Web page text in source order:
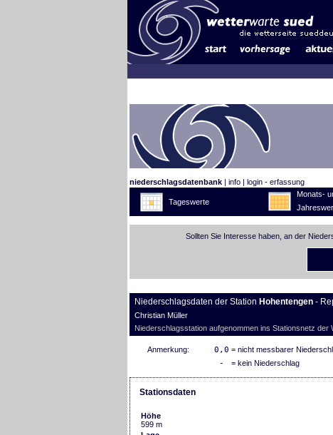
niederschlagsdatenbank| info| login - erfassung
Tageswerte
Monats-
Sollten Sie Interesse haben, an der
Niederschlagsdaten der Station Hohentengen-
Christian Müller
Niederschlagsstation aufgenommen ins Stationsnetz der
Anmerkung: 0,0 = nicht messbarer
- = kein Niederschlag
Stationsdaten
Höhe
599 m